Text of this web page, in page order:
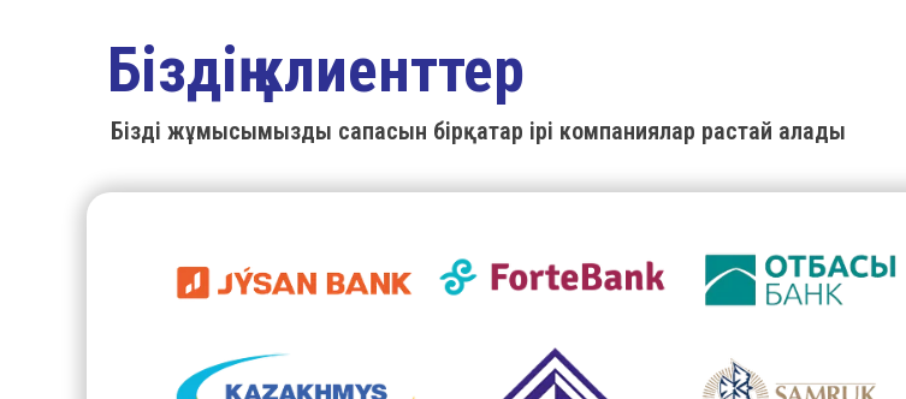
Біздің клиенттер
Біздің жұмысымыздың сапасын бірқатар ірі компаниялар растай алады